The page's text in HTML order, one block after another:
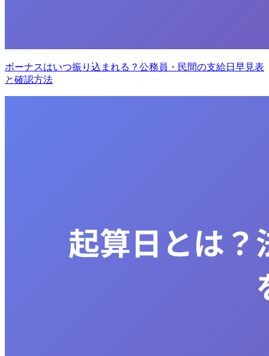
ボーナスはいつ振り込まれる？公務員・民間の支給日早見表
と確認方法